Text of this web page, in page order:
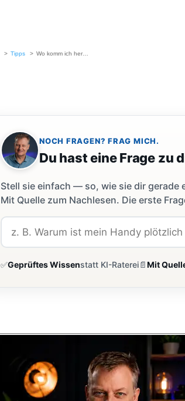
Tipps Wo komm ich her…
NOCH FRAGEN? FRAG MICH.
Du hast eine Frage zu
Stell sie einfach — so, wie sie dir
Mit Quelle zum Nachlesen. Die erste
✅Geprüftes Wissenstatt KI-Raterei📄Mit